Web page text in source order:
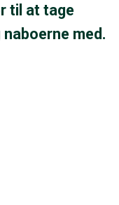
til at tage
med.